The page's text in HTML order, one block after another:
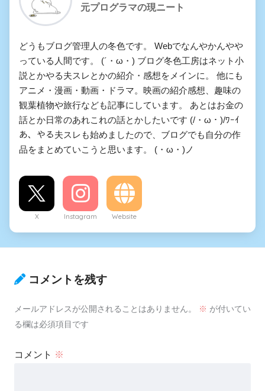
元プログラマの現ニート
どうもブログ管理人の冬色です。 Webでなんやかんやや
っている人間です。 (´・ω・) ブログ冬色工房はネット小
説とかやる夫スレとかの紹介・感想をメインに。 他にも
アニメ・漫画・動画・ドラマ。映画の紹介感想、趣味の
観葉植物や旅行なども記事にしています。 あとはお金の
話とか日常のあれこれの話とかしたいです (/・ω・)/ﾜｰｲ
あ、やる夫スレも始めましたので、ブログでも自分の作
品をまとめていこうと思います。 (・ω・)ノ
X Instagram Website
コメントを残す
メールアドレスが公開されることはありません。 ※ が付いてい
る欄は必須項目です
コメント ※